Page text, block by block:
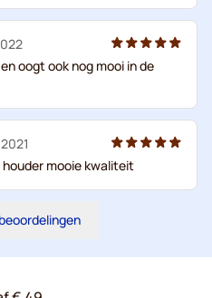
oogt ook nog mooi in de
mooie kwaliteit